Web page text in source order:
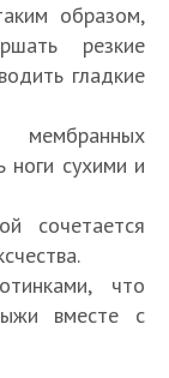
образом,
резкие
гладкие
мембранных
ноги сухими и
сочетается
что
вместе с